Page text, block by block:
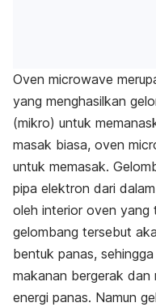
Oven microwave
yang menghasilkan
(mikro) untuk
masak biasa, oven
untuk memasak.
pipa elektron dari
oleh interior oven yang
gelombang tersebut
bentuk panas,
makanan bergerak dan
energi panas. Namun